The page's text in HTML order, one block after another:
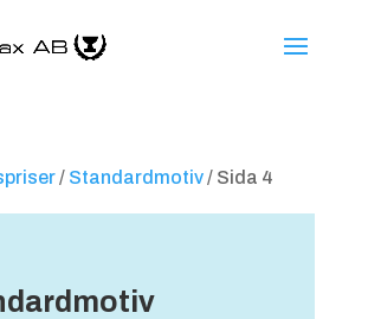
/ Standardmotiv/ Sida 4